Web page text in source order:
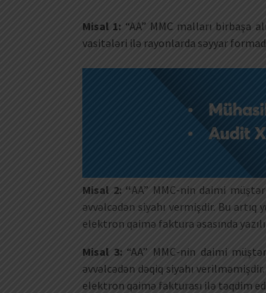
Misal 1: “AA” MMC malları birbaşa
vasitələri ilə rayonlarda səyyar
Misal 2: “AA” MMC-nin daimi
əvvəlcədən siyahı vermişdir. Bu
elektron qaimə faktura əsasında
Misal 3: “AA” MMC-nin daimi
əvvəlcədən dəqiq siyahı
elektron qaimə fakturası ilə təqdim